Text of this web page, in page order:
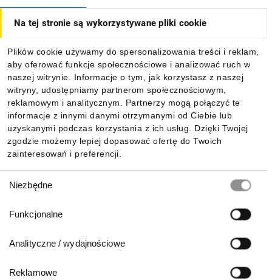
Na tej stronie są wykorzystywane pliki cookie
Plików cookie używamy do spersonalizowania treści i reklam,
aby oferować funkcje społecznościowe i analizować ruch w
naszej witrynie. Informacje o tym, jak korzystasz z naszej
witryny, udostępniamy partnerom społecznościowym,
reklamowym i analitycznym. Partnerzy mogą połączyć te
informacje z innymi danymi otrzymanymi od Ciebie lub
uzyskanymi podczas korzystania z ich usług. Dzięki Twojej
zgodzie możemy lepiej dopasować ofertę do Twoich
zainteresowań i preferencji.
zgody
Niezbędne
Funkcjonalne
Analityczne / wydajnościowe
Reklamowe
Informacje
Pobierz naszą aplikację mobilną: